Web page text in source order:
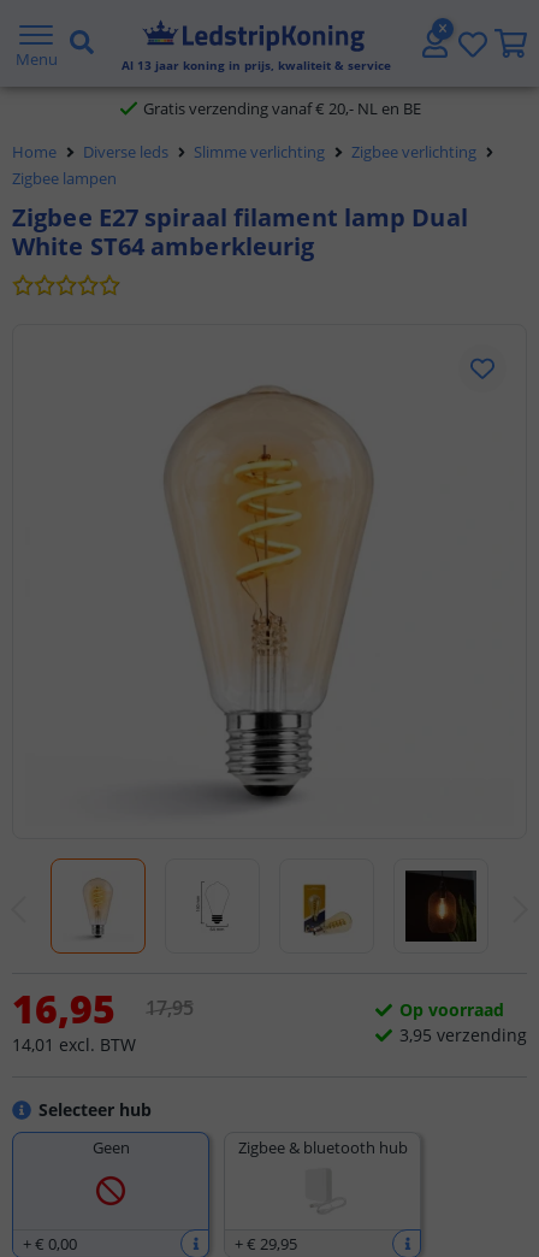
Menu Al 13 jaar koning in prijs, kwaliteit & service
5 jaar garantie
Gratis verzending vanaf € 20,- NL en BE
Klantbeoordeling 9.1
Voor 23:45 uur besteld,morgen in huis
Home Diverse leds Slimme verlichting
Zigbee verlichting
Zigbee lampen
Zigbee E27 spiraal filament lamp Dual
White ST64 amberkleurig
Selecteer hub
Geen
+€ 0,00
Zigbee & bluetooth hub
+€ 29,95
16,95
14,01 excl. BTW
17,95
Op voorraad
3,95 verzending